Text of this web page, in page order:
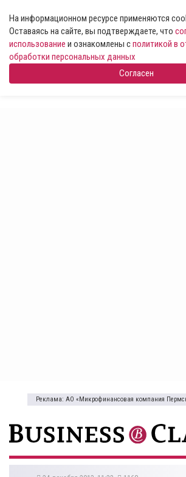
На информационном ресурсе применяются
Оставаясь на сайте, вы подтверждаете, что
использование и ознакомлены сполитикой в
обработки персональных данных
Согласен
Реклама: АО «Микрофинансовая компания